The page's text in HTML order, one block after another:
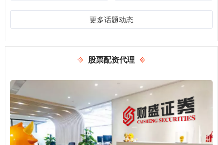
更多话题动态
股票配资代理